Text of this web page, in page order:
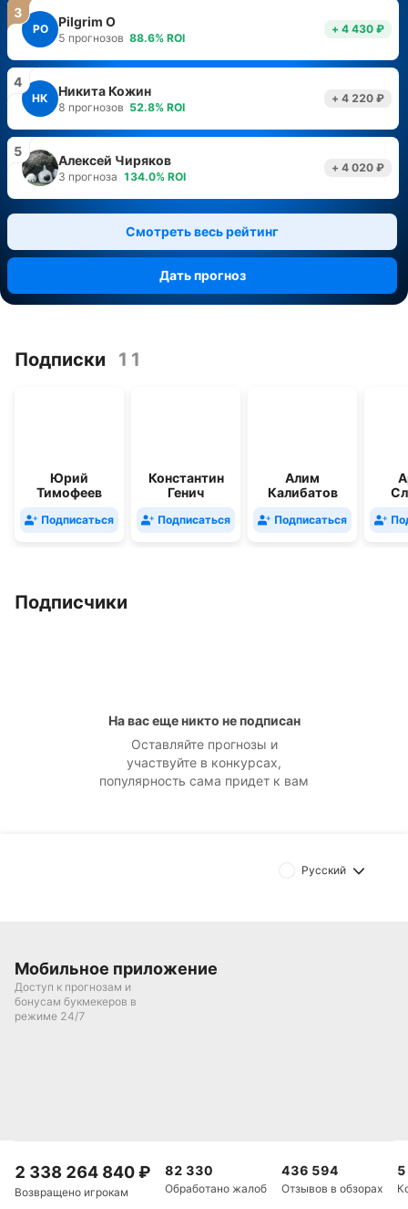
3
PO Pilgrim O
5 прогнозов 88.6% ROI
+ 4 430 ₽
4
НК Никита Кожин
8 прогнозов 52.8% ROI
+ 4 220 ₽
5
Алексей Чиряков
3 прогноза 134.0% ROI
+ 4 020 ₽
Смотреть весь рейтинг
Дать прогноз
Подписки 11
Юрий
Тимофеев
Подписаться
Константин
Генич
Подписаться
Алим
Калибатов
Подписаться
Подписчики
На вас еще никто не подписан
Оставляйте прогнозы и
участвуйте в конкурсах,
популярность сама придет к вам
Русский
Мобильное приложение
Доступ к прогнозам и
бонусам букмекеров в
режиме 24/7
2 338 264 840₽
Возвращено игрокам
82 330
Обработано жалоб
436 594
Отзывов в обзорах